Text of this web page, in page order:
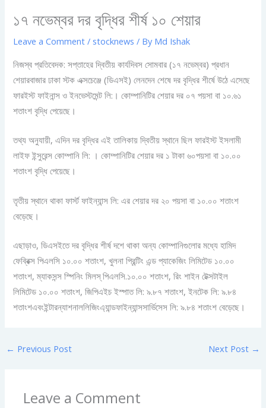
১৭ নভেম্বর দর বৃদ্ধির শীর্ষ ১০ শেয়ার
Leave a Comment / stocknews / By Md Ishak
নিজস্ব প্রতিবেদক: সপ্তাহের দ্বিতীয় কার্যদিবস সোমবার (১৭ নভেম্বর) প্রধান
শেয়ারবাজার ঢাকা স্টক এক্সচেঞ্জে (ডিএসই) লেনদেন শেষে দর বৃদ্ধির শীর্ষে উঠে এসেছে
ফারইস্ট ফাইনান্স ও ইনভেস্টমেন্ট লি:। কোম্পানিটির শেয়ার দর ০৭ পয়সা বা ১০.৬১
শতাংশ বৃদ্ধি পেয়েছে।
তথ্য অনুযায়ী, এদিন দর বৃদ্ধির এই তালিকায় দ্বিতীয় স্থানে ছিল ফারইস্ট ইসলামী
লাইফ ইন্সুরেন্স কোম্পানি লি: । কোম্পানিটির শেয়ার দর ১ টাকা ৬০পয়সা বা ১০.০০
শতাংশ বৃদ্ধি পেয়েছে।
তৃতীয় স্থানে থাকা ফার্স্ট ফাইন্যান্স লি: এর শেয়ার দর ২০ পয়সা বা ১০.০০ শতাংশ
বেড়েছে।
এছাড়াও, ডিএসইতে দর বৃদ্ধির শীর্ষ দশে থাকা অন্য কোম্পানিগুলোর মধ্যে হামিদ
ফেব্রিক্স পিএলসি ১০.০০ শতাংশ, খুলনা প্রিন্টিং এন্ড প্যাকেজিং লিমিটেড ১০.০০
শতাংশ, ম্যাকসন্স স্পিনিং মিলস্‌ পিএলসি.১০.০০ শতাংশ, রিং শাইন টেক্সটাইল
লিমিটেড ১০.০০ শতাংশ, জিপিএইচ ইস্পাত লি: ৯.৮৭ শতাংশ, ইনটেক লি: ৯.৮৪
শতাংশএবংইন্টারন্যাশনাললিজিংএ্যান্ডফাইন্যান্সসার্ভিসেস লি: ৯.৮৪ শতাংশ বেড়েছে।
← Previous Post Next Post →
Leave a Comment